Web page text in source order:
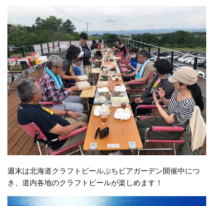
週末は北海道クラフトビールぷちビアガーデン開催中につ
き、道内各地のクラフトビールが楽しめます！